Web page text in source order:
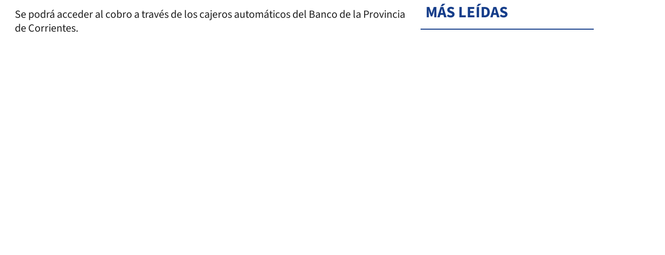
Se podrá acceder al cobro a través de los cajeros automáticos del Banco de la Provincia
de Corrientes.
MÁS LEÍDAS